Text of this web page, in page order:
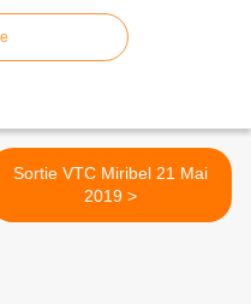
Sortie VTC Miribel 21 Mai
2019 >